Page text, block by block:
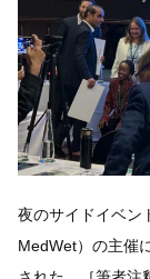
夜のサイドイベン
MedWet）の主催